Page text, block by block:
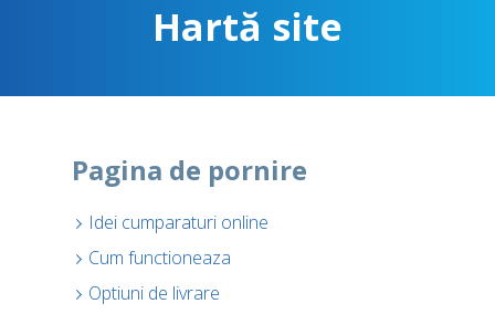
Hartă site
Pagina de pornire
Idei cumparaturi online
Cum functioneaza
Optiuni de livrare